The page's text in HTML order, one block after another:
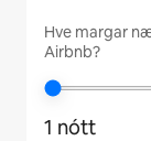
Hve margar
Airbnb?
1 nótt